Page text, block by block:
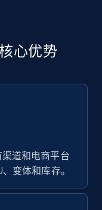
by using
count, and
立即开始
心优势
渠道和电商平台
变体和库存。